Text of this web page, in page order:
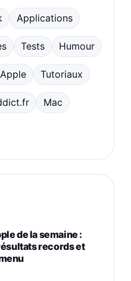
Applications
Tests Humour
Apple Tutoriaux
Mac
de la semaine :
records et